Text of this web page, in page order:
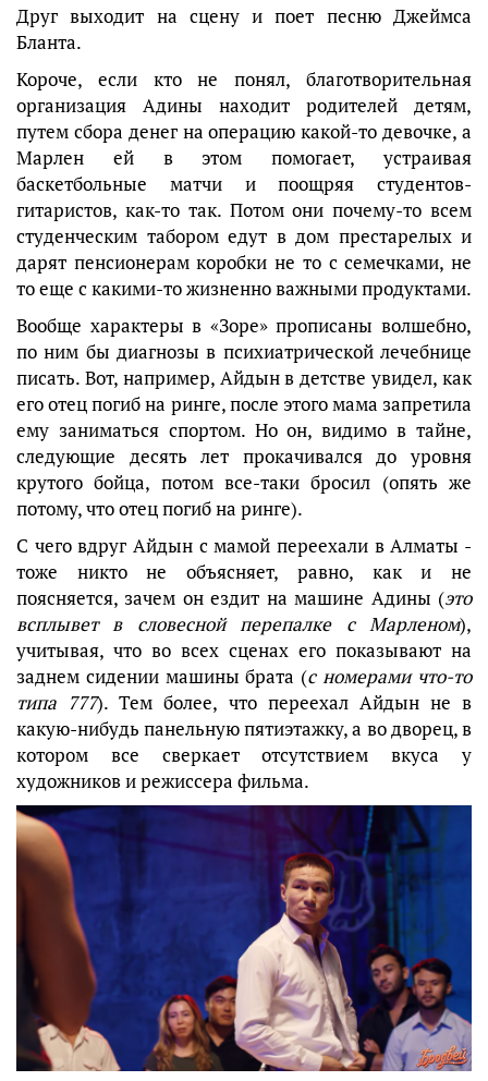
Друг выходит на сцену и поет песню Джеймса
Бланта.
Короче, если кто не понял, благотворительная
организация Адины находит родителей детям,
путем сбора денег на операцию какой-то девочке, а
Марлен ей в этом помогает, устраивая
баскетбольные матчи и поощряя студентов-
гитаристов, как-то так. Потом они почему-то всем
студенческим табором едут в дом престарелых и
дарят пенсионерам коробки не то с семечками, не
то еще с какими-то жизненно важными продуктами.
Вообще характеры в «Зоре» прописаны волшебно,
по ним бы диагнозы в психиатрической лечебнице
писать. Вот, например, Айдын в детстве увидел, как
его отец погиб на ринге, после этого мама запретила
ему заниматься спортом. Но он, видимо в тайне,
следующие десять лет прокачивался до уровня
крутого бойца, потом все-таки бросил (опять же
потому, что отец погиб на ринге).
С чего вдруг Айдын с мамой переехали в Алматы -
тоже никто не объясняет, равно, как и не
поясняется, зачем он ездит на машине Адины (это
всплывет в словесной перепалке с Марленом),
учитывая, что во всех сценах его показывают на
заднем сидении машины брата (с номерами что-то
типа 777). Тем более, что переехал Айдын не в
какую-нибудь панельную пятиэтажку, а во дворец, в
котором все сверкает отсутствием вкуса у
художников и режиссера фильма.